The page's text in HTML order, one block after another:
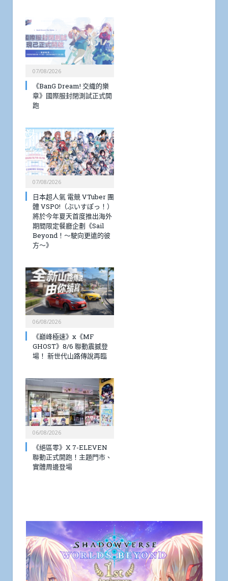
07/08/2026
《BanG Dream! 交織的樂
章》國際服封閉測試正式開
跑
07/08/2026
日本超人氣 電競 VTuber 團
體 VSPO!（ぶいすぽっ！）
將於今年夏天首度推出海外
期間限定餐廳企劃《Sail
Beyond！～駛向更遠的彼
方～》
06/08/2026
《巔峰極速》x《MF
GHOST》8/6 聯動震撼登
場！ 新世代山路傳說再臨
06/08/2026
《絕區零》X 7-ELEVEN
聯動正式開跑！主題門市、
實體周邊登場